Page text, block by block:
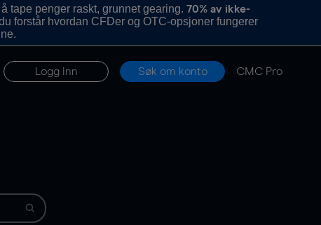
tape penger raskt, grunnet gearing.70% av ikke-
forstår hvordan CFDer og OTC-opsjoner fungerer
Logg inn Søk om konto CMC Pro